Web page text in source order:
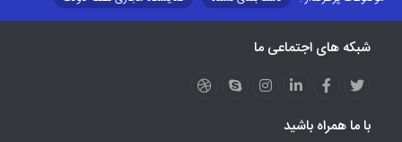
مزایدات و مناقصات
محتوای کانون توسعه
عملکردها
عشایر استان
طرح و برنامه
روند ساماندهی عشایر داوطلب اسکان
شبکه های اجتماعی ما
با ما همراه باشید